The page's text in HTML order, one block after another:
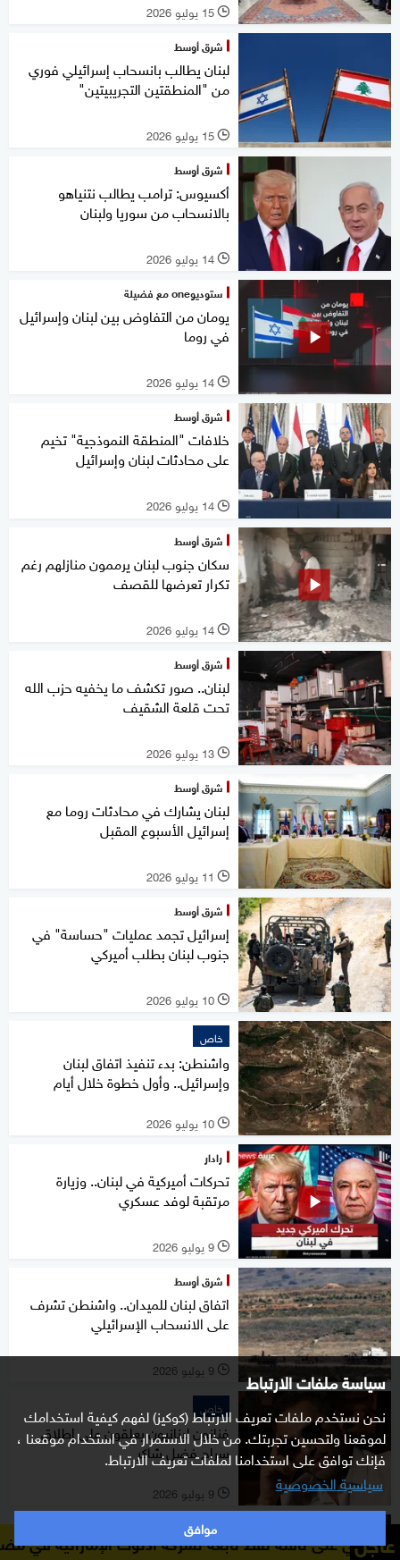
سياسة ملفات الارتباط
نحن نستخدم ملفات تعريف الارتباط (كوكيز) لفهم كيفية استخدامك
لموقعنا ولتحسين تجربتك. من خلال الاستمرار في استخدام موقعنا ،
فإنك توافق على استخدامنا لملفات تعريف الارتباط.
سياسية الخصوصية
موافق
l 15 يوليو 2026
شرق أوسط
لبنان يطالب بانسحاب إسرائيلي فوري
من "المنطقتين التجريبيتين"
l 15 يوليو 2026
شرق أوسط
أكسيوس: ترامب يطالب نتنياهو
بالانسحاب من سوريا ولبنان
l 14 يوليو 2026
ستوديوone مع فضيلة
يومان من التفاوض بين لبنان وإسرائيل
في روما
l 14 يوليو 2026
شرق أوسط
خلافات "المنطقة النموذجية" تخيم
على محادثات لبنان وإسرائيل
l 14 يوليو 2026
شرق أوسط
سكان جنوب لبنان يرممون منازلهم رغم
تكرار تعرضها للقصف
l 14 يوليو 2026
شرق أوسط
لبنان.. صور تكشف ما يخفيه حزب الله
تحت قلعة الشقيف
l 13 يوليو 2026
شرق أوسط
لبنان يشارك في محادثات روما مع
إسرائيل الأسبوع المقبل
l 11 يوليو 2026
شرق أوسط
إسرائيل تجمد عمليات "حساسة" في
جنوب لبنان بطلب أميركي
l 10 يوليو 2026
خاص
واشنطن: بدء تنفيذ اتفاق لبنان
وإسرائيل.. وأول خطوة خلال أيام
l 10 يوليو 2026
رادار
تحركات أميركية في لبنان.. وزيارة
مرتقبة لوفد عسكري
l 9 يوليو 2026
شرق أوسط
اتفاق لبنان للميدان.. واشنطن تشرف
على الانسحاب الإسرائيلي
l 9 يوليو 2026
خاص
فنانون لبنانيون يعلقون على إطلاق
سراح فضل شاكر
l 9 يوليو 2026
شرق أوسط
رد "حاد" من كاتس على ترامب: لم عاجلنفط تابعة لشركة أدنوك الإماراتية في مضيق هرمز البحرين